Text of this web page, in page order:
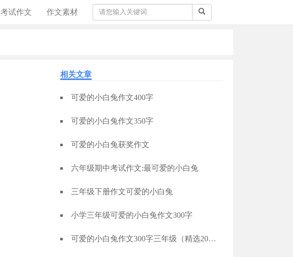
考试作文 作文素材
相关文章
可爱的小白兔作文400字
可爱的小白兔作文350字
可爱的小白兔获奖作文
六年级期中考试作文:最可爱的小白兔
三年级下册作文可爱的小白兔
小学三年级可爱的小白兔作文300字
可爱的小白兔作文300字三年级（精选20篇）